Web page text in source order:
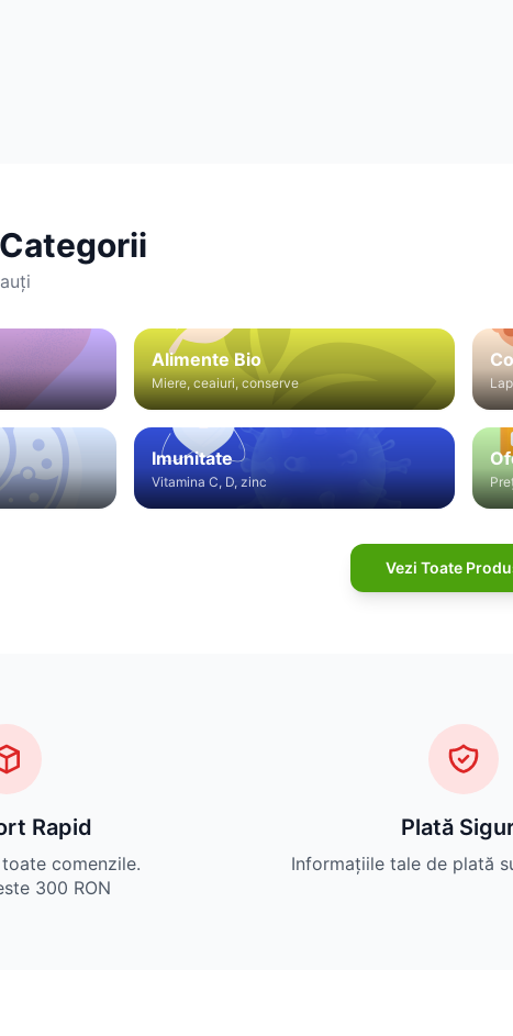
Alimente Bio
Miere, ceaiuri, conserve
Imunitate
Vitamina C, D, zinc
Vezi Toate
Rapid
comenzile.
300 RON
Plată
Informațiile tale de plată